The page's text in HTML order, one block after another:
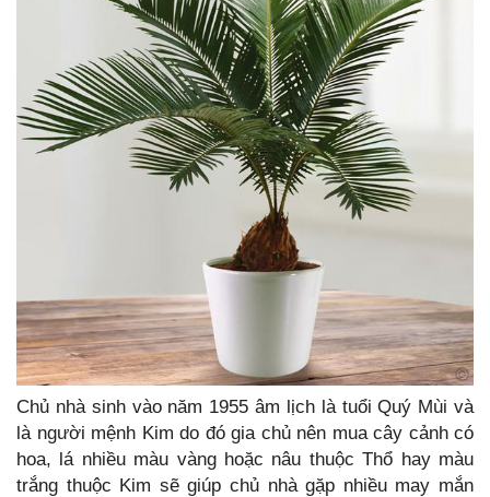
Chủ nhà sinh vào năm 1955 âm lịch là tuổi Quý Mùi và
là người mệnh Kim do đó gia chủ nên mua cây cảnh có
hoa, lá nhiều màu vàng hoặc nâu thuộc Thổ hay màu
trắng thuộc Kim sẽ giúp chủ nhà gặp nhiều may mắn